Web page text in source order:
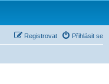
Přihlásit se
Registrovat